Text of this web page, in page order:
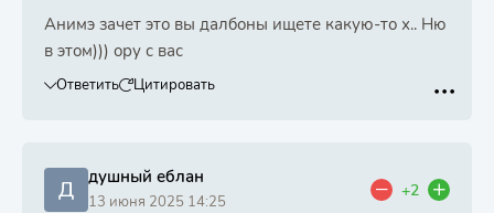
Анимэ зачет это вы далбоны ищете какую-то х.. Ню
в этом))) ору с вас
Ответить Цитировать
Д душный еблан
13 июня 2025 14:25
+2